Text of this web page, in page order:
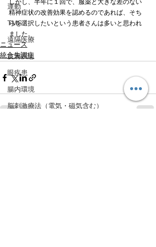
運動
TMS
遠隔医療
皮膚疾患
眼疾患
腸内環境
脳刺激療法（電気・磁気含む）
しかし、半年に１回で、服薬と大きな差のない
精神症状の改善効果を認めるのであれば、そち
らを選択したいという患者さんは多いと思われ
ました。
ニュース
統合失調症